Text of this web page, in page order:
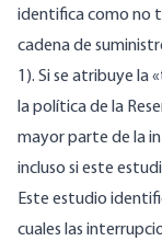
identifica como no
cadena de
1). Si se atribuye la
la política de la
mayor parte de la
incluso si este
Este estudio
cuales las